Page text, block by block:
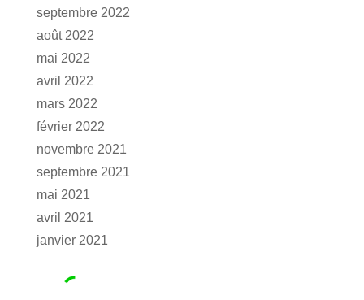
septembre 2022
août 2022
mai 2022
avril 2022
mars 2022
février 2022
novembre 2021
septembre 2021
mai 2021
avril 2021
janvier 2021